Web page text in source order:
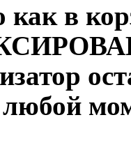
как в